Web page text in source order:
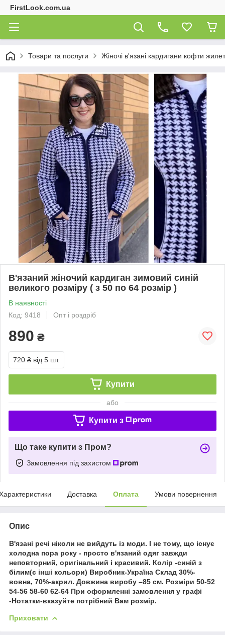
FirstLook.com.ua
Товари та послуги Жіночі в'язані кардигани кофти
В'язаний жіночий кардиган зимовий синій
великого розміру ( з 50 по 64 розмір )
В наявності
Код: 9418
Опт і роздріб
890 ₴
720 ₴ від 5 шт.
Купити
або
Купити з
Що таке купити з Пром?
Замовлення під захистом
Доставка Оплата Умови повернення
Опис
В'язані речі ніколи не вийдуть із моди. І не тому, що існує
холодна пора року - просто в'язаний одяг завжди
неповторний, оригінальний і красивий. Колір -синій з
білим(є інші кольори) Виробник-Україна Склад 30%-
вовна, 70%-акрил. Довжина виробу –85 см. Розміри 50-52
54-56 58-60 62-64 При оформленні замовлення у графі
-Нотатки-вказуйте потрібний Вам розмір.
Приховати